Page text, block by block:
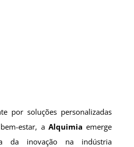
por soluções personalizadas
estar, a Alquimia emerge
da inovação na indústria